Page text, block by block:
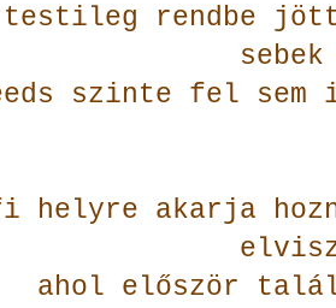
rendbe
szinte fel sem
helyre akarja
ahol először